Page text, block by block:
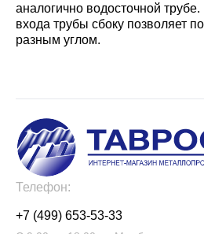
аналогично водосточной
входа трубы сбоку позволяет
разным углом.
Телефон:
+7 (499) 653-53-33